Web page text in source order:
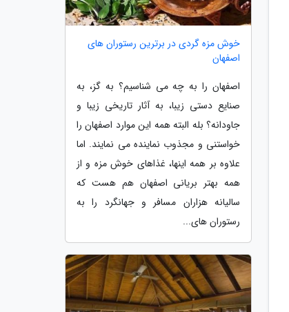
خوش مزه گردی در برترین رستوران های
اصفهان
اصفهان را به چه می شناسیم؟ به گز، به
صنایع دستی زیبا، به آثار تاریخی زیبا و
جاودانه؟ بله البته همه این موارد اصفهان را
خواستنی و مجذوب نماینده می نمایند. اما
علاوه بر همه اینها، غذاهای خوش مزه و از
همه بهتر بریانی اصفهان هم هست که
سالیانه هزاران مسافر و جهانگرد را به
رستوران های...